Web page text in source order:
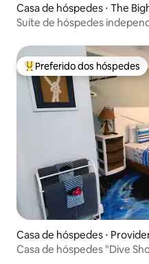
Casa de hóspedes ⋅ The
Suíte de hóspedes
Entre os melhores
Preferido dos hóspedes
Casa de hóspedes ⋅
Casa de hóspedes "Dive